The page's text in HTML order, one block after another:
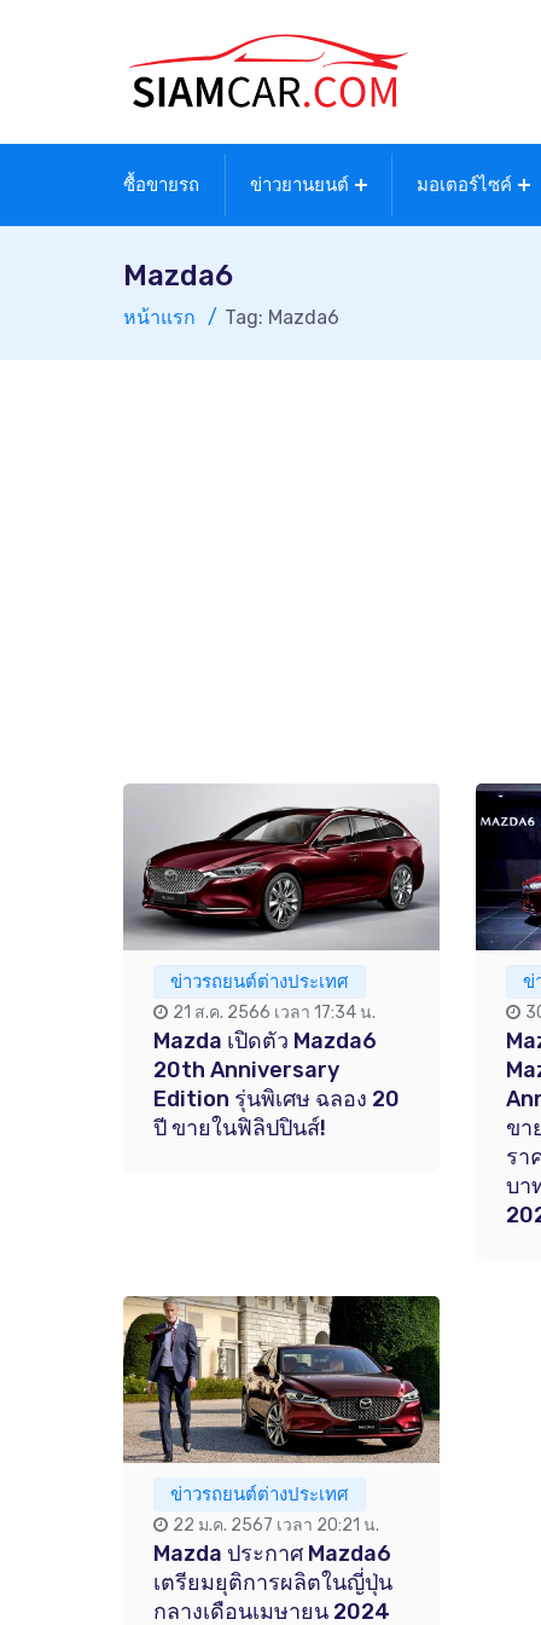
ซื้อขายรถ ข่าวยานยนต์ มอเตอร์ไซค์
Mazda6
หน้าแรก Tag: Mazda6
ข่าวรถยนต์ต่างประเทศ
21 ส.ค. 2566 เวลา 17:34 น.
Mazda เปิดตัว Mazda6
20th Anniversary
Edition รุ่นพิเศษ ฉลอง 20
ปี ขายในฟิลิปปินส์!
ข่
ขา
รา
บา
ข่าวรถยนต์ต่างประเทศ
22 ม.ค. 2567 เวลา 20:21 น.
Mazda ประกาศ Mazda6
เตรียมยุติการผลิตในญี่ปุ่น
กลางเดือนเมษายน 2024